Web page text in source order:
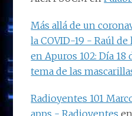
Más allá de un
la COVID-19 - Raúl de
en Apuros 102: Día
tema de las
Radioyentes 101